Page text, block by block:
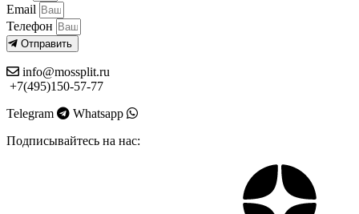
Email
Телефон
Отправить
info@mossplit.ru
+7(495)150-57-77
Telegram
Whatsapp
Подписывайтесь на нас: